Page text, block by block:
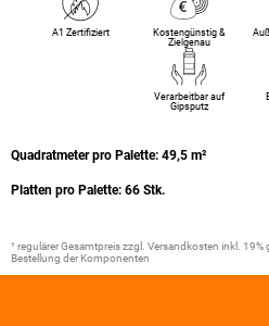
Quadratmeter pro Palette: 49,5 m²
Platten pro Palette: 66 Stk.
¹ regulärer Gesamtpreis zzgl. Versandkosten inkl.
Bestellung der Komponenten
A1 Zertifiziert
Kostengünstig &
Zielgenau
Verarbeitbar auf
Gipsputz